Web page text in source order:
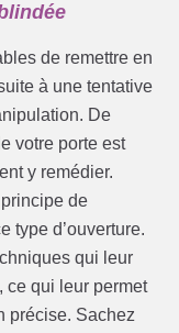
de remettre en
à une tentative
De
votre porte est
y remédier.
de
type d’ouverture.
qui leur
ce qui leur permet
précise. Sachez